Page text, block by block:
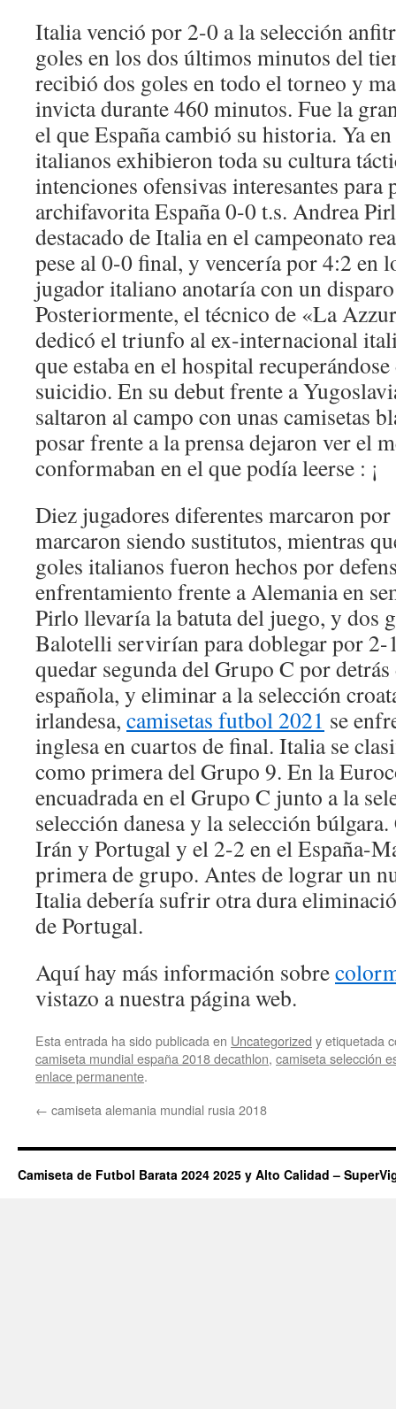
Italia venció por 2-0 a la selección
goles en los dos últimos minutos del
recibió dos goles en todo el torneo y
invicta durante 460 minutos. Fue la
el que España cambió su historia. Ya
italianos exhibieron toda su cultura
intenciones ofensivas interesantes para
archifavorita España 0-0 t.s. Andrea
destacado de Italia en el campeonato
pese al 0-0 final, y vencería por 4:2 en
jugador italiano anotaría con un
Posteriormente, el técnico de «La
dedicó el triunfo al ex-internacional
que estaba en el hospital
suicidio. En su debut frente a
saltaron al campo con unas camisetas
posar frente a la prensa dejaron ver el
conformaban en el que podía leerse : ¡
Diez jugadores diferentes marcaron
marcaron siendo sustitutos, mientras
goles italianos fueron hechos por
enfrentamiento frente a Alemania en
Pirlo llevaría la batuta del juego, y dos
Balotelli servirían para doblegar por 2-
quedar segunda del Grupo C por
española, y eliminar a la selección
irlandesa, camisetas futbol 2021 se
inglesa en cuartos de final. Italia se
como primera del Grupo 9. En la
encuadrada en el Grupo C junto a la
selección danesa y la selección
Irán y Portugal y el 2-2 en el España-
primera de grupo. Antes de lograr un
Italia debería sufrir otra dura
de Portugal.
Aquí hay más información sobre
vistazo a nuestra página web.
Esta entrada ha sido publicada en Uncategorized y etiquetada
camiseta mundial españa 2018 decathlon, camiseta selección
enlace permanente.
← camiseta alemania mundial rusia 2018
Camiseta de Futbol Barata 2024 2025 y Alto Calidad –